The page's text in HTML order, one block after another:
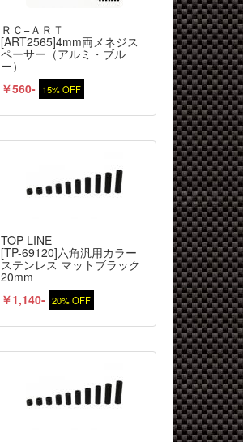
ＲＣ−ＡＲＴ
[ART2565]4mm両メネジス
ペーサー（アルミ・ブル
ー）
￥560- 15% OFF
TOP LINE
[TP-69120]六角汎用カラー
ステンレス マットブラック
20mm
￥1,140- 20% OFF